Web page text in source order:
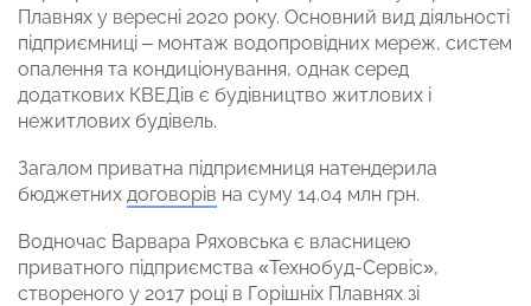
Плавнях у вересні 2020 року. Основний вид діяльності
підприємниці – монтаж водопровідних мереж, систем
опалення та кондиціонування, однак серед
додаткових КВЕДів є будівництво житлових і
нежитлових будівель.
Загалом приватна підприємниця натендерила
бюджетних договорів на суму 14.04 млн грн.
Водночас Варвара Ряховська є власницею
приватного підприємства «Технобуд-Сервіс»,
створеного у 2017 році в Горішніх Плавнях зі